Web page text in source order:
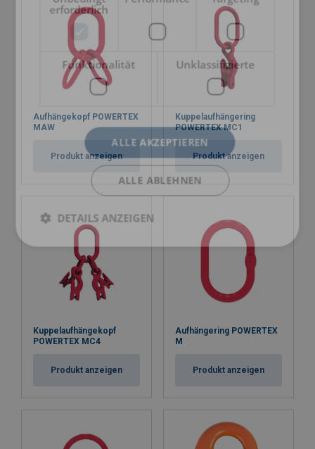
Aufhängekopf POWERTEX
MAW
Produkt anzeigen
Kuppelaufhängering
POWERTEX MC1
Produkt anzeigen
Kuppelaufhängekopf
POWERTEX MC4
Produkt anzeigen
Aufhängering POWERTEX
M
Produkt anzeigen
erforderlich
Funktionalität Unklassifizierte
ALLE AKZEPTIEREN
ALLE ABLEHNEN
DETAILS ANZEIGEN